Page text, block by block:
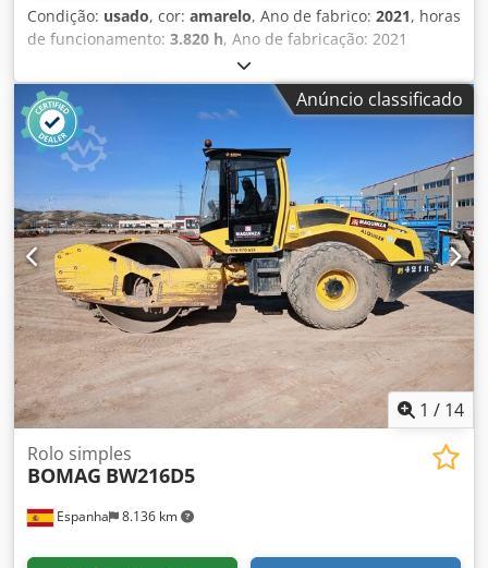
Condição: usado, cor: amarelo, Ano de fabrico: 2021, horas
de funcionamento: 3.820 h, Ano de fabricação: 2021
Crodpox Sqhiofx Aipef Peso vazio: 16.000 kg Dimensões (C
x L x A): 622 x 230 x 299 cm Tipo de motor: Deutz DEUTZ
TCD4.1 L-4
Anúncio classificado
1 / 14
Espanha 8.136 km
Rolo simples
BOMAG BW216D5